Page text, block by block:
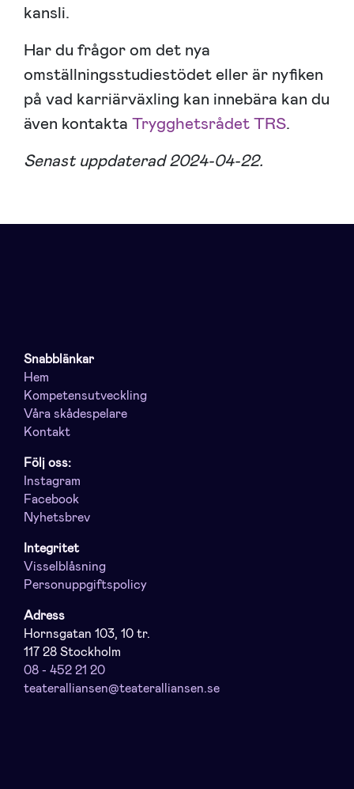
kansli.
Har du frågor om det nya
omställningsstudiestödet eller är nyfiken
på vad karriärväxling kan innebära kan du
även kontakta Trygghetsrådet TRS.
Senast uppdaterad 2024-04-22.
Snabblänkar
Hem
Kompetensutveckling
Våra skådespelare
Kontakt
Följ oss:
Instagram
Facebook
Nyhetsbrev
Integritet
Visselblåsning
Personuppgiftspolicy
Adress
Hornsgatan 103, 10 tr.
117 28 Stockholm
08 - 452 21 20
teateralliansen@teateralliansen.se